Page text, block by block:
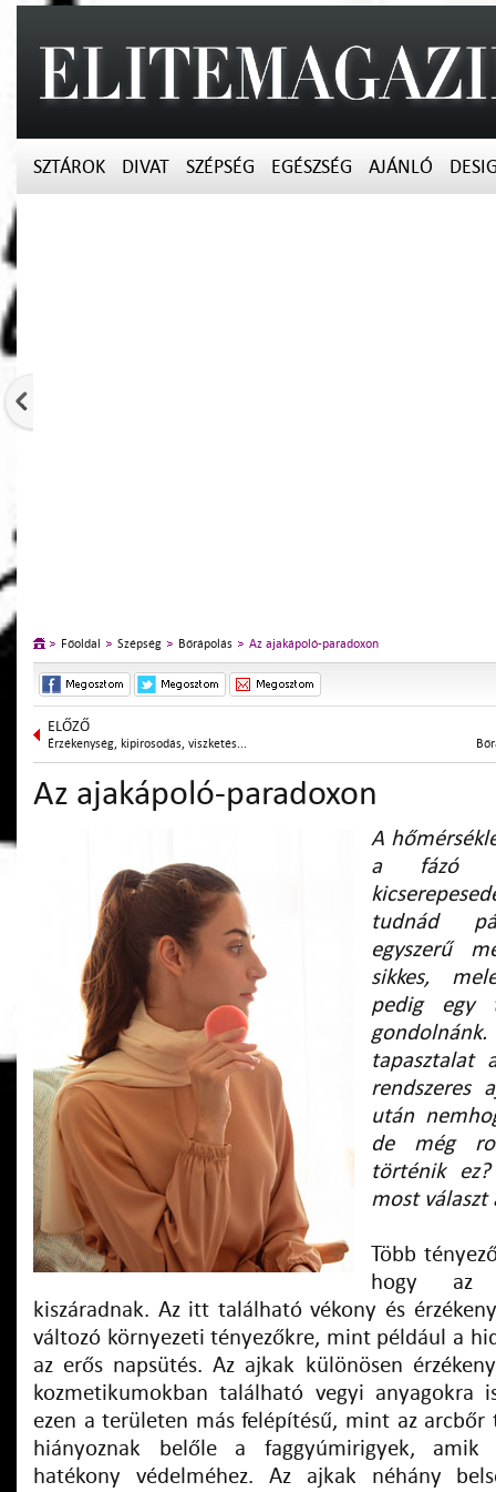
SZTÁROK DIVAT SZÉPSÉG EGÉSZSÉG AJÁNLÓ
Főoldal Szépség Bőrápolás Az ajakápoló-paradoxon
ELŐZŐ
Érzékenység, kipirosodás, viszketés...
Az ajakápoló-paradoxon
A
a fázó
tudnád
egyszerű
sikkes,
pedig egy
tapasztalat
rendszeres
után
de még
történik
most választ
Több
hogy az
kiszáradnak. Az itt található vékony és
változó környezeti tényezőkre, mint például a
az erős napsütés. Az ajkak különösen
kozmetikumokban található vegyi anyagokra
ezen a területen más felépítésű, mint az arcbőr
hiányoznak belőle a faggyúmirigyek, amik
hatékony védelméhez. Az ajkak néhány